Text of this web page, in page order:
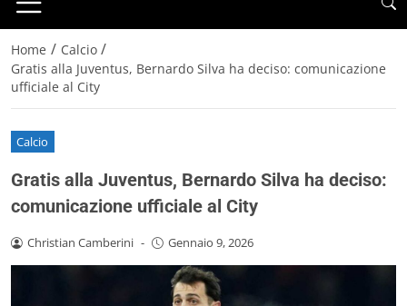
Home / Calcio /
Gratis alla Juventus, Bernardo Silva ha deciso: comunicazione
ufficiale al City
Calcio
Gratis alla Juventus, Bernardo Silva ha deciso:
comunicazione ufficiale al City
Christian Camberini - Gennaio 9, 2026